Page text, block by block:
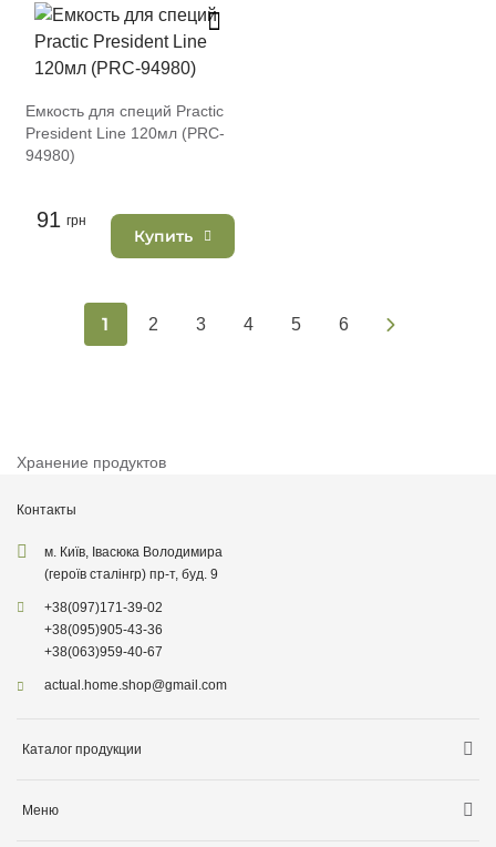
Емкость для специй Practic
President Line 120мл (PRC-
94980)
91 грн
Купить
1 2 3 4 5 6
Хранение продуктов
Контакты
м. Київ, Івасюка Володимира
(героїв сталінгр) пр-т, буд. 9
+38(097)171-39-02
+38(095)905-43-36
+38(063)959-40-67
actual.home.shop@gmail.com
Каталог продукции
Меню